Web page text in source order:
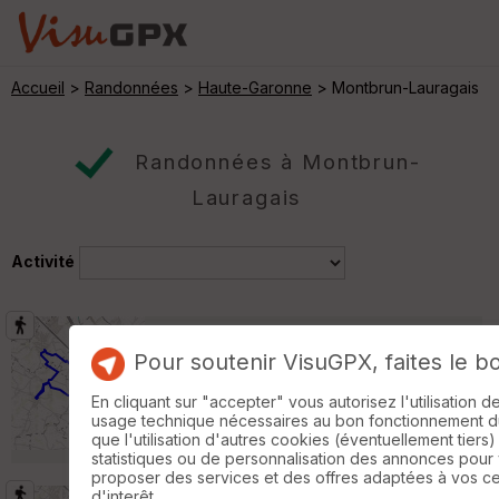
Accueil > Randonnées > Haute-Garonne > Montbrun-Lauragais
Randonnées à Montbrun-
Lauragais
Activité
Boucle très sympathique au départ de
Montgiscard. Chemin très boueux en hiver
ou par temps de pluie. »
Pour soutenir VisuGPX, faites le
En cliquant sur "accepter" vous autorisez l'utilisation
usage technique nécessaires au bon fonctionnement
que l'utilisation d'autres cookies (éventuellement
statistiques ou de personnalisation des annonces pour
proposer des services et des offres adaptées à vos